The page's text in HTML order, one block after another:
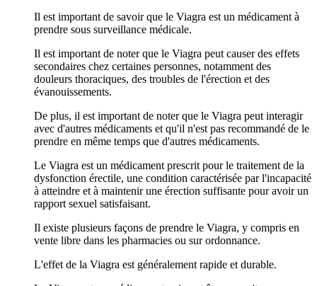
Il est important de savoir que le Viagra est un médicament à
prendre sous surveillance médicale.
Il est important de noter que le Viagra peut causer des effets
secondaires chez certaines personnes, notamment des
douleurs thoraciques, des troubles de l'érection et des
évanouissements.
De plus, il est important de noter que le Viagra peut interagir
avec d'autres médicaments et qu'il n'est pas recommandé de le
prendre en même temps que d'autres médicaments.
Le Viagra est un médicament prescrit pour le traitement de la
dysfonction érectile, une condition caractérisée par l'incapacité
à atteindre et à maintenir une érection suffisante pour avoir un
rapport sexuel satisfaisant.
Il existe plusieurs façons de prendre le Viagra, y compris en
vente libre dans les pharmacies ou sur ordonnance.
L'effet de la Viagra est généralement rapide et durable.